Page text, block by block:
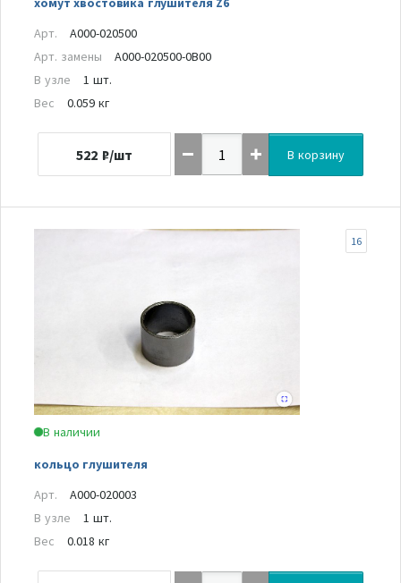
Арт.
A000-020500
Арт. замены
A000-020500-0B00
В узле
1 шт.
Вес
0.059 кг
522 ₽/шт В корзину
В наличии
кольцо глушителя
16
Арт.
A000-020003
В узле
1 шт.
Вес
0.018 кг